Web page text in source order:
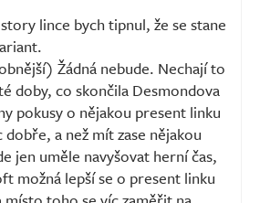
lince bych tipnul, že se stane
Žádná nebude. Nechají to
doby, co skončila Desmondova
pokusy o nějakou present linku
a než mít zase nějakou
jen uměle navyšovat herní čas,
možná lepší se o present linku